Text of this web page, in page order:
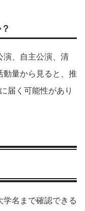
演、自主公演、清
動量から見ると、推
届く可能性があり
学名まで確認できる